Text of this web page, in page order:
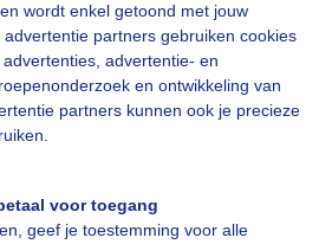
wordt enkel getoond met jouw
partners gebruiken cookies
advertentie- en
en ontwikkeling van
partners kunnen ook je precieze
voor toegang
geef je toestemming voor alle